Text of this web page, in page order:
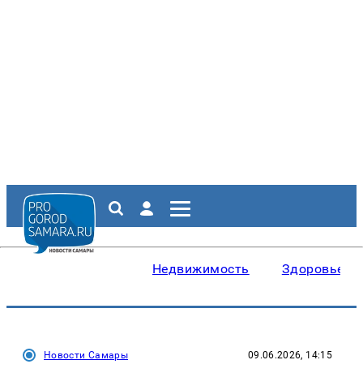
Недвижимость Здоровье
Новости Самары 09.06.2026, 14:15